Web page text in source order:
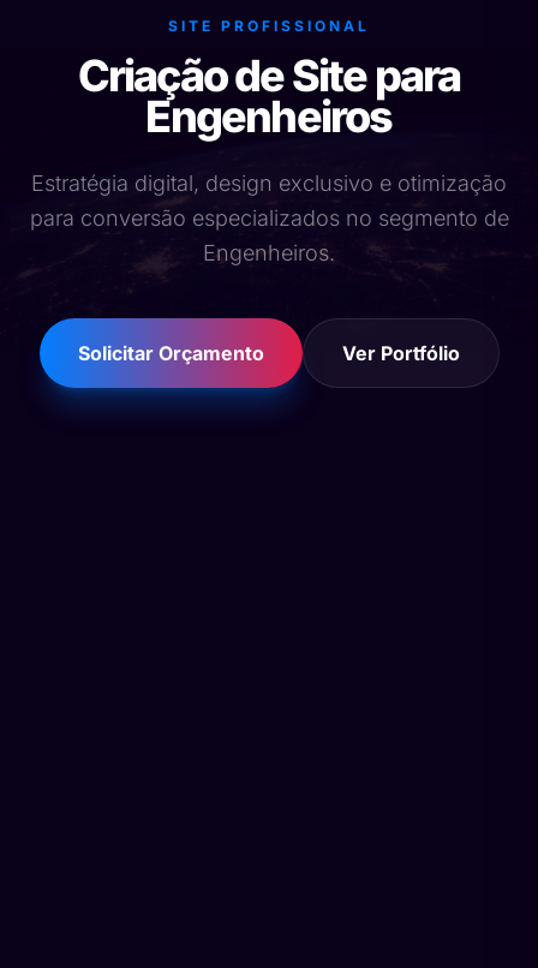
SITE PROFISSIONAL
Criação de Site para
Engenheiros
Estratégia digital, design exclusivo e otimização
para conversão especializados no segmento de
Engenheiros.
Solicitar Orçamento Ver Portfólio